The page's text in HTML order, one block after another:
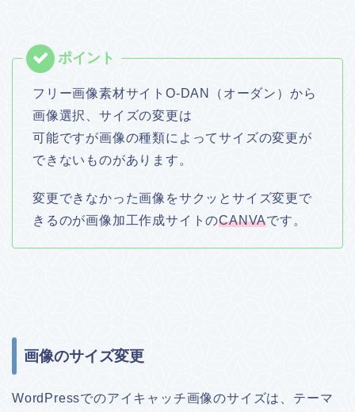
フリー画像素材サイトO-DAN（オーダン）から
画像選択、サイズの変更は
可能ですが画像の種類によってサイズの変更が
できないものがあります。
変更できなかった画像をサクッとサイズ変更で
きるのが画像加工作成サイトのCANVAです。
画像のサイズ変更
WordPressでのアイキャッチ画像のサイズは、テーマ